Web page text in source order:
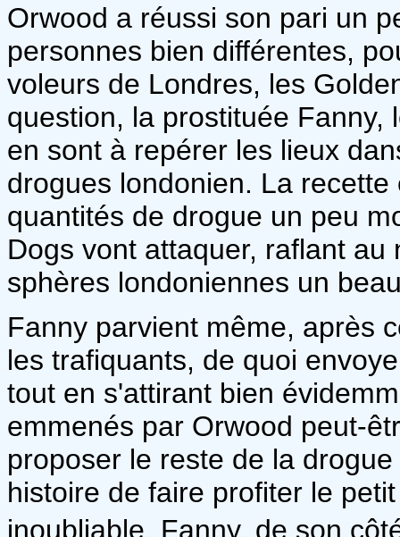
Orwood a réussi son pari un
personnes bien différentes,
voleurs de Londres, les
question, la prostituée
en sont à repérer les lieux
drogues londonien. La
quantités de drogue un peu
Dogs vont attaquer, raflant
sphères londoniennes un
Fanny parvient même, après
les trafiquants, de quoi
tout en s'attirant bien
emmenés par Orwood peut-
proposer le reste de la
histoire de faire profiter le
inoubliable. Fanny, de son